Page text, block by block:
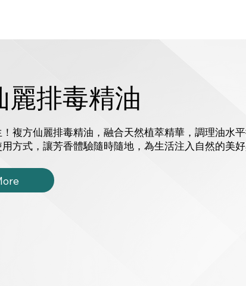
麗排毒精油
複方仙麗排毒精油，融合天然植萃精華，調理油水
方式，讓芳香體驗隨時隨地，為生活注入自然的美好